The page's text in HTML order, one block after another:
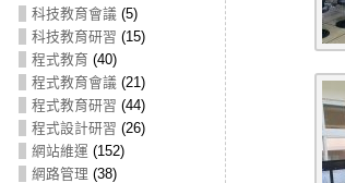
科技教育會議 (5)
科技教育研習 (15)
程式教育 (40)
程式教育會議 (21)
程式教育研習 (44)
程式設計研習 (26)
網站維運 (152)
網路管理 (38)